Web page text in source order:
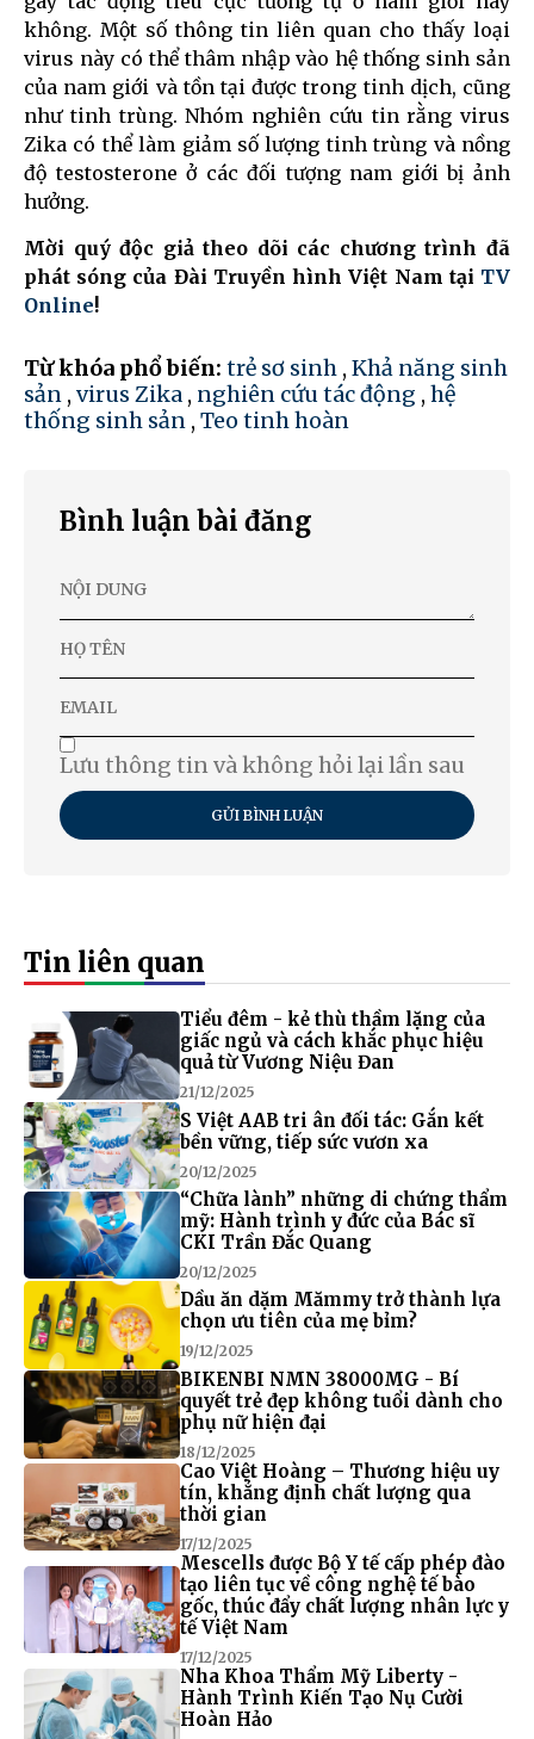
không. Một số thông tin liên quan cho thấy loại
virus này có thể thâm nhập vào hệ thống sinh sản
của nam giới và tồn tại được trong tinh dịch, cũng
như tinh trùng. Nhóm nghiên cứu tin rằng virus
Zika có thể làm giảm số lượng tinh trùng và nồng
độ testosterone ở các đối tượng nam giới bị ảnh
hưởng.
Mời quý độc giả theo dõi các chương trình đã
phát sóng của Đài Truyền hình Việt Nam tại TV
Online!
Từ khóa phổ biến: trẻ sơ sinh , Khả năng sinh
sản , virus Zika , nghiên cứu tác động , hệ
thống sinh sản , Teo tinh hoàn
Bình luận bài đăng
Lưu thông tin và không hỏi lại lần sau
GỬI BÌNH LUẬN
Tin liên quan
Tiểu đêm - kẻ thù thầm lặng của
giấc ngủ và cách khắc phục hiệu
quả từ Vương Niệu Đan
21/12/2025
S Việt AAB tri ân đối tác: Gắn kết
bền vững, tiếp sức vươn xa
20/12/2025
“Chữa lành” những di chứng thẩm
mỹ: Hành trình y đức của Bác sĩ
CKI Trần Đắc Quang
20/12/2025
Dầu ăn dặm Mămmy trở thành lựa
chọn ưu tiên của mẹ bỉm?
19/12/2025
BIKENBI NMN 38000MG - Bí
quyết trẻ đẹp không tuổi dành cho
phụ nữ hiện đại
18/12/2025
Cao Việt Hoàng – Thương hiệu uy
tín, khẳng định chất lượng qua
thời gian
17/12/2025
Mescells được Bộ Y tế cấp phép đào
tạo liên tục về công nghệ tế bào
gốc, thúc đẩy chất lượng nhân lực y
tế Việt Nam
17/12/2025
Nha Khoa Thẩm Mỹ Liberty -
Hành Trình Kiến Tạo Nụ Cười
Hoàn Hảo